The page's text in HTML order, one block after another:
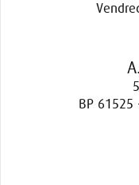
BP 61525